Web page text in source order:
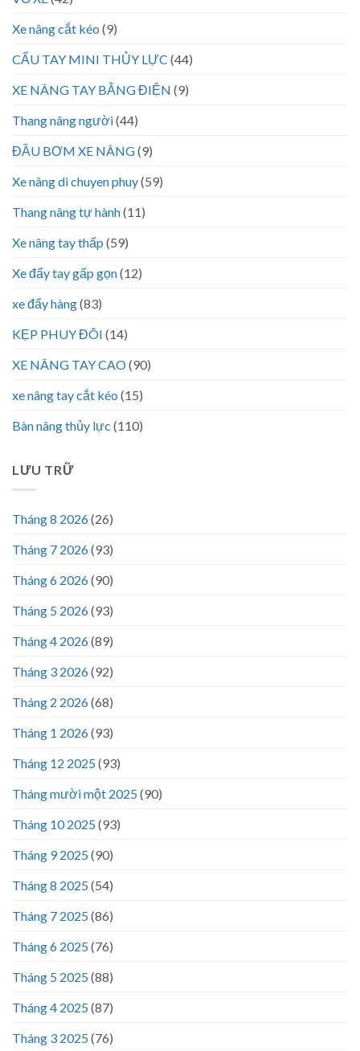
Xe nâng cắt kéo (9)
CẨU TAY MINI THỦY LỰC (44)
XE NÂNG TAY BẰNG ĐIỆN (9)
Thang nâng người(44)
ĐẦU BƠM XE NÂNG(9)
Xe nâng di chuyen phuy(59)
Thang nâng tự hành(11)
Xe nâng tay thấp (59)
Xe đẩy tay gấp gọn(12)
xe đẩy hàng(83)
KẸP PHUY ĐÔI (14)
XE NÂNG TAY CAO(90)
xe nâng tay cắt kéo (15)
Bàn nâng thủy lực (110)
LƯU TRỮ
Tháng 8 2026(26)
Tháng 7 2026(93)
Tháng 6 2026(90)
Tháng 5 2026(93)
Tháng 4 2026(89)
Tháng 3 2026(92)
Tháng 2 2026(68)
Tháng 1 2026(93)
Tháng 12 2025(93)
Tháng mười một 2025(90)
Tháng 10 2025(93)
Tháng 9 2025(90)
Tháng 8 2025(54)
Tháng 7 2025(86)
Tháng 6 2025(76)
Tháng 5 2025(88)
Tháng 4 2025(87)
Tháng 3 2025(76)